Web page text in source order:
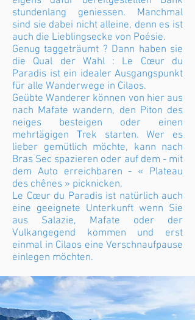
stundenlang geniessen. Manchmal
sind sie dabei nicht alleine, denn es ist
auch die Lieblingsecke von Poésie.
Genug taggeträumt ? Dann haben sie
die Qual der Wahl : Le Cœur du
Paradis ist ein idealer Ausgangspunkt
für alle Wanderwege in Cilaos.
Geübte Wanderer können von hier aus
nach Mafate wandern, den Piton des
neiges besteigen oder einen
mehrtägigen Trek starten. Wer es
lieber gemütlich möchte, kann nach
Bras Sec spazieren oder auf dem - mit
dem Auto erreichbaren - « Plateau
des chênes » picknicken.
Le Cœur du Paradis ist natürlich auch
eine geeignete Unterkunft wenn Sie
aus Salazie, Mafate oder der
Vulkangegend kommen und erst
einmal in Cilaos eine Verschnaufpause
einlegen möchten.